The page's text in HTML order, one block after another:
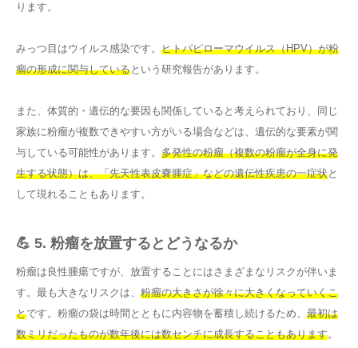
ります。
みっつ目はウイルス感染です。 ヒトパピローマウイルス（HPV）が粉
瘤の形成に関与しているという研究報告があります。
また、体質的・遺伝的な要因も関係していると考えられており、同じ
家族に粉瘤が複数できやすい方がいる場合などは、遺伝的な要素が関
与している可能性があります。 多発性の粉瘤（複数の粉瘤が全身に発
生する状態）は、「先天性表皮嚢腫症」などの遺伝性疾患の一症状と
して現れることもあります。
💪 5. 粉瘤を放置するとどうなるか
粉瘤は良性腫瘍ですが、放置することにはさまざまなリスクが伴いま
す。最も大きなリスクは、 粉瘤の大きさが徐々に大きくなっていくこ
とです。粉瘤の袋は時間とともに内容物を蓄積し続けるため、 最初は
数ミリだったものが数年後には数センチに成長することもあります。